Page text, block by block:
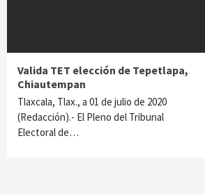
Valida TET elección de Tepetlapa,
Chiautempan
Tlaxcala, Tlax., a 01 de julio de 2020
(Redacción).- El Pleno del Tribunal
Electoral de…